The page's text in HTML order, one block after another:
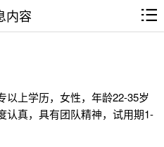
内容
以上学历，女性，年龄22-35岁
认真，具有团队精神，试用期1-